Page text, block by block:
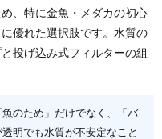
、特に金魚・メダカの初心
優れた選択肢です。水質の
投げ込み式フィルターの組
のため」だけでなく、「バ
明でも水質が不安定なこと